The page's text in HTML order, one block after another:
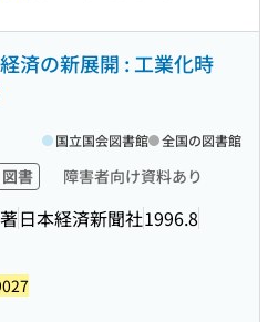
済の新展開 : 工業化時
図書 障害者向け資料あり
日本経済新聞社1996.8
国立国会図書館 全国の図書館